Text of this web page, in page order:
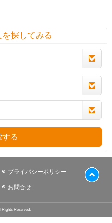
探してみる
する
プライバシーポリシー
お問合せ
Rights Reserved.